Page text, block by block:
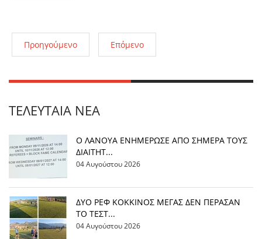
Προηγούμενο Επόμενο
ΤΕΛΕΥΤΑΊΑ ΝΈΑ
Ο ΛΑΝΟΥΑ ΕΝΗΜΕΡΩΣΕ ΑΠΟ ΣΗΜΕΡΑ ΤΟΥΣ
ΔΙΑΙΤΗΤ...
04 Αυγούστου 2026
ΔΥΟ ΡΕΦ ΚΟΚΚΙΝΟΣ ΜΕΓΑΣ ΔΕΝ ΠΕΡΑΣΑΝ
ΤΟ ΤΕΣΤ...
04 Αυγούστου 2026